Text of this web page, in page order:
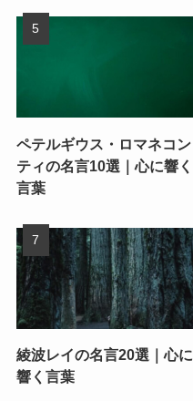
ペテルギウス・ロマネコン
ティの名言10選｜心に響く
言葉
綾波レイの名言20選｜心に
響く言葉